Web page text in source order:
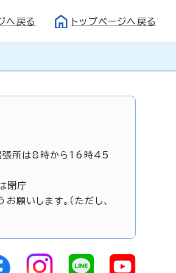
へ戻る トップページへ戻る
張所は8時から16時45
閉庁
願いします。（ただし、